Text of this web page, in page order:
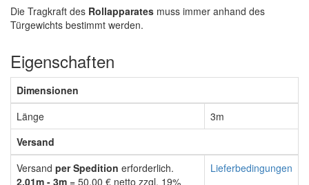
Die Tragkraft des Rollapparates muss immer anhand des
Türgewichts bestimmt werden.
Eigenschaften
Dimensionen
Länge
3m
Versand
Versand per Spedition erforderlich.
2,01m - 3m = 50,00 € netto zzgl. 19%
Lieferbedingungen